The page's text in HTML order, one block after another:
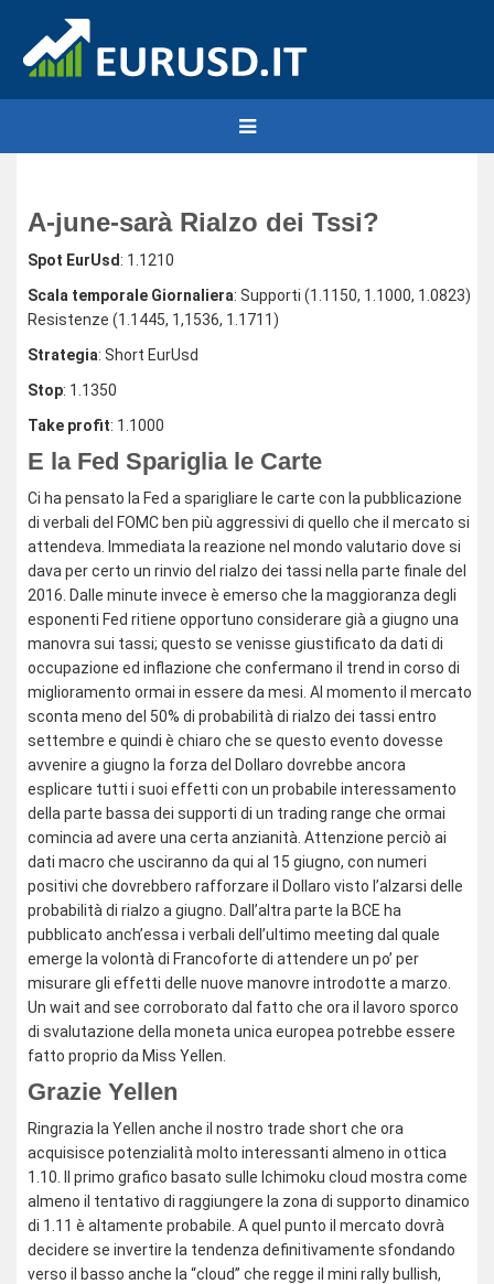
A-june-sarà Rialzo dei Tssi?
Spot EurUsd : 1.1210
Scala temporale Giornaliera: Supporti (1.1150, 1.1000, 1.0823)
Resistenze (1.1445, 1,1536, 1.1711)
Strategia: Short EurUsd
Stop: 1.1350
Take profit: 1.1000
E la Fed Spariglia le Carte
Ci ha pensato la Fed a sparigliare le carte con la pubblicazione
di verbali del FOMC ben più aggressivi di quello che il mercato si
attendeva. Immediata la reazione nel mondo valutario dove si
dava per certo un rinvio del rialzo dei tassi nella parte finale del
2016. Dalle minute invece è emerso che la maggioranza degli
esponenti Fed ritiene opportuno considerare già a giugno una
manovra sui tassi; questo se venisse giustificato da dati di
occupazione ed inflazione che confermano il trend in corso di
miglioramento ormai in essere da mesi. Al momento il mercato
sconta meno del 50% di probabilità di rialzo dei tassi entro
settembre e quindi è chiaro che se questo evento dovesse
avvenire a giugno la forza del Dollaro dovrebbe ancora
esplicare tutti i suoi effetti con un probabile interessamento
della parte bassa dei supporti di un trading range che ormai
comincia ad avere una certa anzianità. Attenzione perciò ai
dati macro che usciranno da qui al 15 giugno, con numeri
positivi che dovrebbero rafforzare il Dollaro visto l’alzarsi delle
probabilità di rialzo a giugno. Dall’altra parte la BCE ha
pubblicato anch’essa i verbali dell’ultimo meeting dal quale
emerge la volontà di Francoforte di attendere un po’ per
misurare gli effetti delle nuove manovre introdotte a marzo.
Un wait and see corroborato dal fatto che ora il lavoro sporco
di svalutazione della moneta unica europea potrebbe essere
fatto proprio da Miss Yellen.
Grazie Yellen
Ringrazia la Yellen anche il nostro trade short che ora
acquisisce potenzialità molto interessanti almeno in ottica
1.10. Il primo grafico basato sulle Ichimoku cloud mostra come
almeno il tentativo di raggiungere la zona di supporto dinamico
di 1.11 è altamente probabile. A quel punto il mercato dovrà
decidere se invertire la tendenza definitivamente sfondando
verso il basso anche la “cloud” che regge il mini rally bullish,